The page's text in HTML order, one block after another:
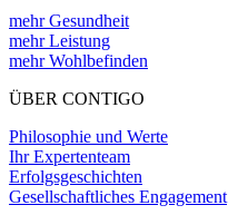
mehr Gesundheit
mehr Leistung
mehr Wohlbefinden
ÜBER CONTIGO
Philosophie und Werte
Ihr Expertenteam
Erfolgsgeschichten
Gesellschaftliches Engagement